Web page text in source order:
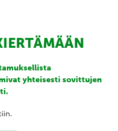
yhteisesti sovittujen